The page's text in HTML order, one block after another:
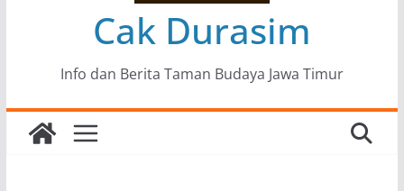
Cak Durasim
Info dan Berita Taman Budaya Jawa Timur